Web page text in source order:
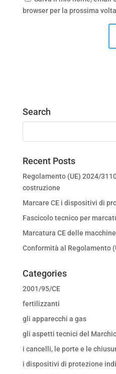
browser per la prossima
Search
Recent Posts
Regolamento (UE) 2024/
costruzione
Marcare CE i dispositivi di
Fascicolo tecnico per
Marcatura CE delle macchine
Conformità al Regolamento
Categories
2001/95/CE
fertilizzanti
gli apparecchi a gas
gli aspetti tecnici del
i cancelli, le porte e le
i dispositivi di protezione